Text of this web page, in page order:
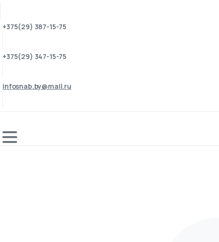
+375(29) 387-15-75
+375(29) 347-15-75
infosnab.by@mail.ru